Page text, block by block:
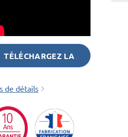
TÉLÉCHARGEZ LA
de détails